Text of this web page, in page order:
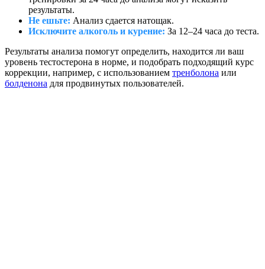
результаты.
Не ешьте: Анализ сдается натощак.
Исключите алкоголь и курение: За 12–24 часа до теста.
Результаты анализа помогут определить, находится ли ваш
уровень тестостерона в норме, и подобрать подходящий курс
коррекции, например, с использованием тренболона или
болденона для продвинутых пользователей.